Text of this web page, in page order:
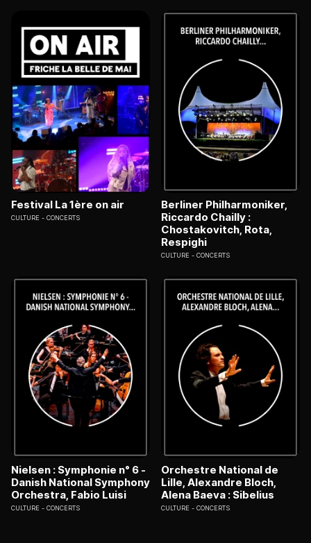
Festival La 1ère on air
CULTURE CONCERTS
Berliner Philharmoniker,
Riccardo Chailly :
Chostakovitch, Rota,
Respighi
CULTURE CONCERTS
Nielsen : Symphonie n° 6 -
Danish National Symphony
Orchestra, Fabio Luisi
CULTURE CONCERTS
Orchestre National de
Lille, Alexandre Bloch,
Alena Baeva : Sibelius
CULTURE CONCERTS